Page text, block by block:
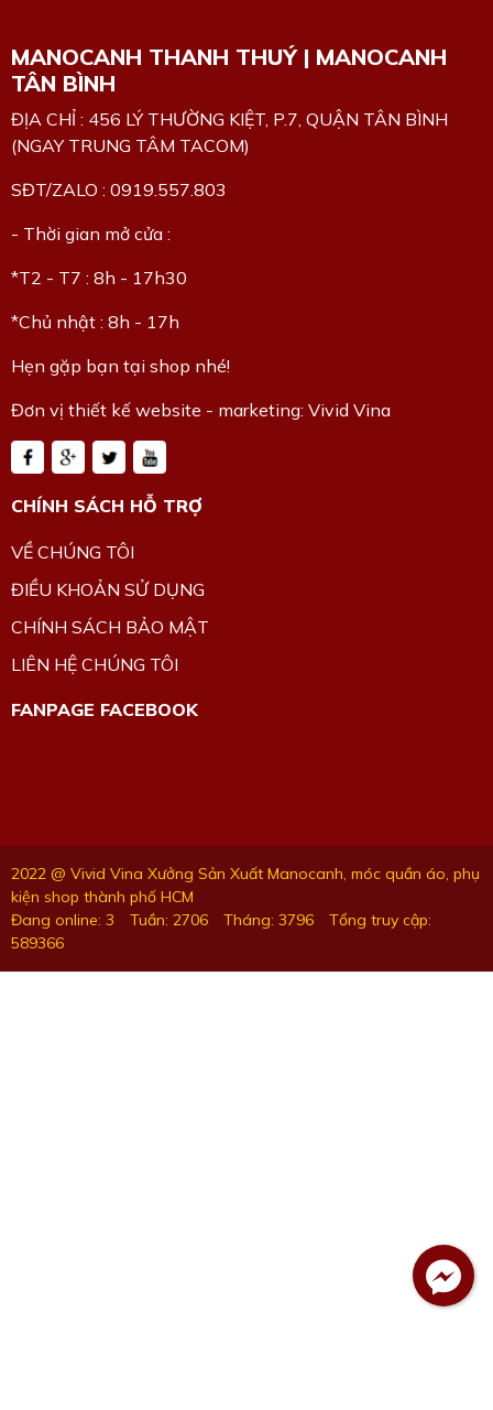
MANOCANH THANH THUÝ | MANOCANH
TÂN BÌNH
ĐỊA CHỈ : 456 LÝ THƯỜNG KIỆT, P.7, QUẬN TÂN BÌNH
(NGAY TRUNG TÂM TACOM)
SĐT/ZALO : 0919.557.803
- Thời gian mở cửa :
*T2 - T7 : 8h - 17h30
*Chủ nhật : 8h - 17h
Hẹn gặp bạn tại shop nhé!
Đơn vị thiết kế website - marketing: Vivid Vina
CHÍNH SÁCH HỖ TRỢ
VỀ CHÚNG TÔI
ĐIỀU KHOẢN SỬ DỤNG
CHÍNH SÁCH BẢO MẬT
LIÊN HỆ CHÚNG TÔI
FANPAGE FACEBOOK
2022 @ Vivid Vina Xưởng Sản Xuất Manocanh, móc quần áo, phụ
kiện shop thành phố HCM
Đang online: 3
Tuần: 2706 Tháng: 3796
Tổng truy cập:
589366